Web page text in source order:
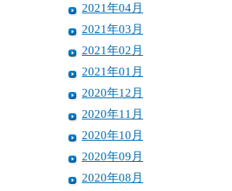
2021年04月
2021年03月
2021年02月
2021年01月
2020年12月
2020年11月
2020年10月
2020年09月
2020年08月